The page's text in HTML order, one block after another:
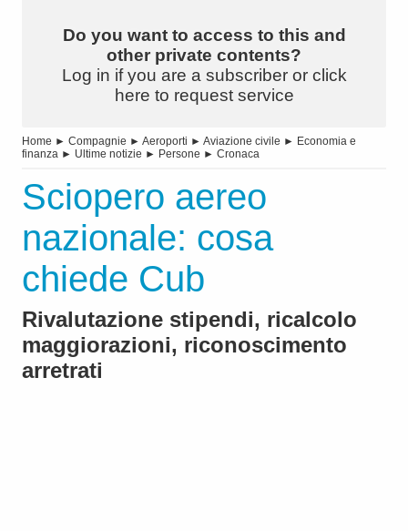
Do you want to access to this and
other private contents?
Log in if you are a subscriber or click
here to request service
Home ► Compagnie ► Aeroporti ► Aviazione civile ► Economia e
finanza ► Ultime notizie ► Persone ► Cronaca
Sciopero aereo
nazionale: cosa
chiede Cub
Rivalutazione stipendi, ricalcolo
maggiorazioni, riconoscimento
arretrati